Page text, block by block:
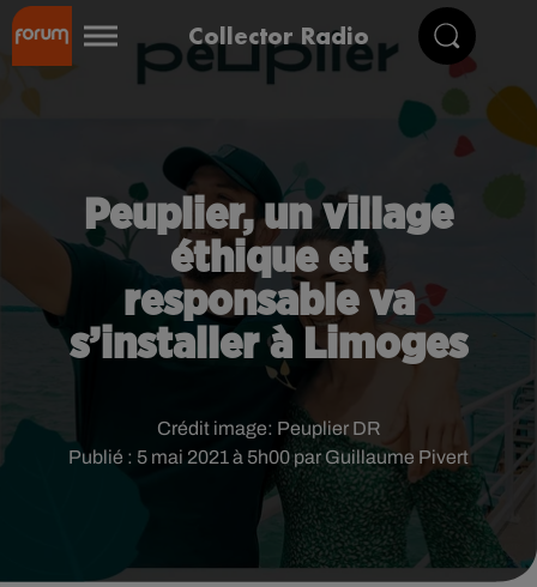
Collector Radio
Peuplier, un village
éthique et
responsable va
s’installer à Limoges
Publié : 5 mai 2021 à 5h00 par Guillaume Pivert
Crédit image: Peuplier DR